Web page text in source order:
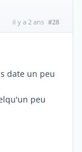
il y a 2 ans #28
date un peu
peu